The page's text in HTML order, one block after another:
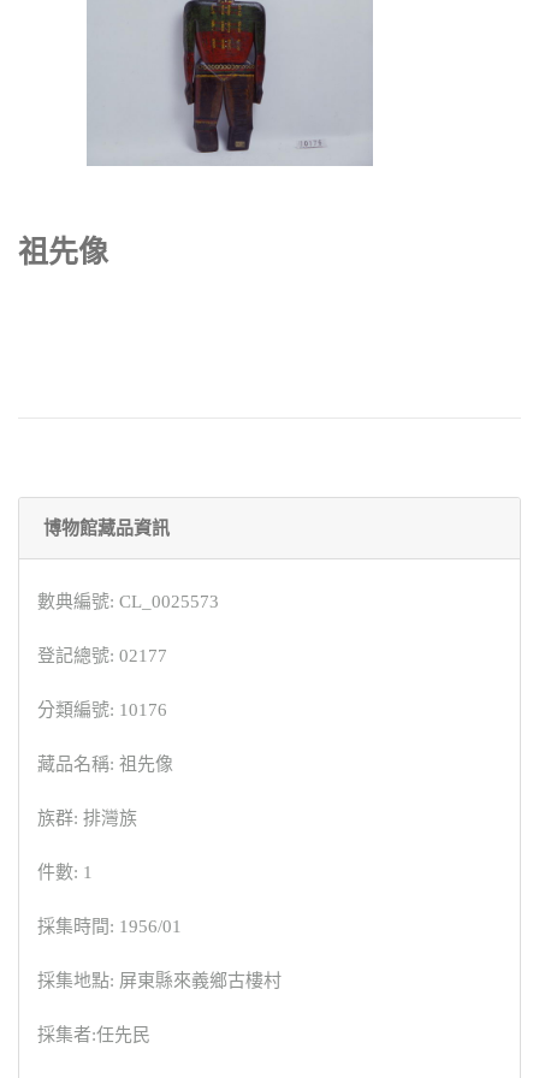
祖先像
博物館藏品資訊
數典編號: CL_0025573
登記總號: 02177
分類編號: 10176
藏品名稱: 祖先像
族群: 排灣族
件數: 1
採集時間: 1956/01
採集地點: 屏東縣來義鄉古樓村
採集者:任先民